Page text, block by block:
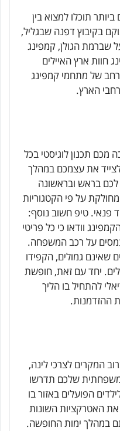
תוכלו למצוא בין
בקיבוץ דפנה שבגליל,
שברמת הגולן, קמפינג
חוות ארץ האיילים
של מתחמי קמפינג
הארץ.
מכם תכנון לוגיסטי בכל
את עצמכם במהלך
לכם בראש ובראשונה
על פי הקטגוריות
פנאי. טיפ חשוב נוסף:
וודאו כי כל פריטי
על רכב המשפחה.
שאינם גמולים, הקפידו
יחד עם זאת, חופשת
להתחיל בו הליך
ההזדמנות.
המקרים לצרכי לינה,
שלכם תדרשו
הפועלים באזור בו
האטרקציות השונות
במהלך ימות החופשה.